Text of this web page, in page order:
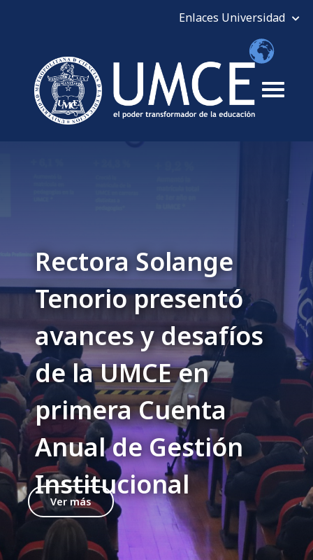
Rectora Solange
Tenorio presentó
avances y desafíos
de la UMCE en
primera Cuenta
Anual de Gestión
Institucional
Ver más